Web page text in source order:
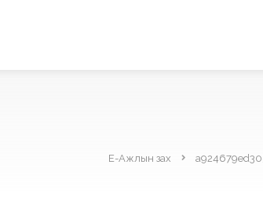
Е-Ажлын зах